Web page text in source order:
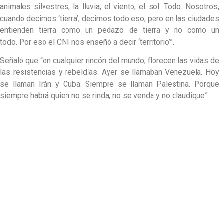
animales silvestres, la lluvia, el viento, el sol. Todo. Nosotros,
cuando decimos ‘tierra’, decimos todo eso, pero en las ciudades
entienden tierra como un pedazo de tierra y no como un
todo. Por eso el CNI nos enseñó a decir ‘territorio’”.
Señaló que “en cualquier rincón del mundo, florecen las vidas de
las resistencias y rebeldías. Ayer se llamaban Venezuela. Hoy
se llaman Irán y Cuba. Siempre se llaman Palestina. Porque
siempre habrá quien no se rinda, no se venda y no claudique”